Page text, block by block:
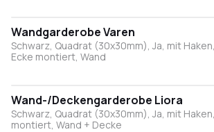
Wandgarderobe Varen
Schwarz, Quadrat (30x30mm), Ja, mit
Ecke montiert, Wand
Wand-/Deckengarderobe Liora
Schwarz, Quadrat (30x30mm), Ja, mit
montiert, Wand + Decke